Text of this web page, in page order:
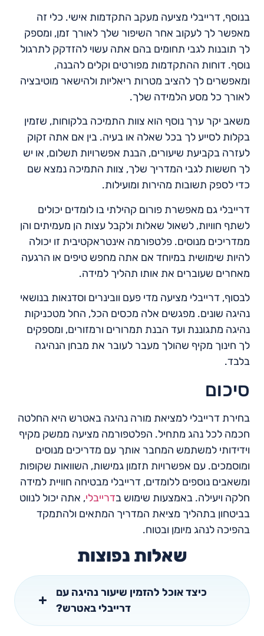
בנוסף, דרייבלי מציעה מעקב התקדמות אישי. כלי זה
מאפשר לך לעקוב אחר השיפור שלך לאורך זמן, ומספק
לך תובנות לגבי תחומים בהם אתה עשוי להזדקק לתרגול
נוסף. דוחות ההתקדמות מפורטים וקלים להבנה,
ומאפשרים לך להציב מטרות ריאליות ולהישאר מוטיבציה
לאורך כל מסע הלמידה שלך.
משאב יקר ערך נוסף הוא צוות התמיכה בלקוחות, שזמין
בקלות לסייע לך בכל שאלה או בעיה. בין אם אתה זקוק
לעזרה בקביעת שיעורים, הבנת אפשרויות תשלום, או יש
לך חששות לגבי המדריך שלך, צוות התמיכה נמצא שם
כדי לספק תשובות מהירות ומועילות.
דרייבלי גם מאפשרת פורום קהילתי בו לומדים יכולים
לשתף חוויות, לשאול שאלות ולקבל עצות הן מעמיתים והן
ממדריכים מנוסים. פלטפורמה אינטראקטיבית זו יכולה
להיות שימושית במיוחד אם אתה מחפש טיפים או הרגעה
מאחרים שעוברים את אותו תהליך למידה.
לבסוף, דרייבלי מציעה מדי פעם וובינרים וסדנאות בנושאי
נהיגה שונים. מפגשים אלה מכסים הכל, החל מטכניקות
נהיגה מתגוננת ועד הבנת תמרורים ורמזורים, ומספקים
לך חינוך מקיף שהולך מעבר לעובר את מבחן הנהיגה
בלבד.
סיכום
בחירת דרייבלי למציאת מורה נהיגה באטרש היא החלטה
חכמה לכל נהג מתחיל. הפלטפורמה מציעה ממשק מקיף
וידידותי למשתמש המחבר אותך עם מדריכים מנוסים
ומוסמכים. עם אפשרויות תזמון גמישות, השוואות שקופות
ומשאבים נוספים ללומדים, דרייבלי מבטיחה חוויית למידה
חלקה ויעילה. באמצעות שימוש בדרייבלי, אתה יכול לנווט
בביטחון בתהליך מציאת המדריך המתאים ולהתמקד
בהפיכה לנהג מיומן ובטוח.
שאלות נפוצות
כיצד אוכל להזמין שיעור נהיגה עם
דרייבלי באטרש?